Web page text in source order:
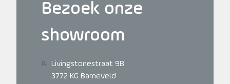
Bezoek onze
showroom
Livingstonestraat 9B
3772 KG Barneveld